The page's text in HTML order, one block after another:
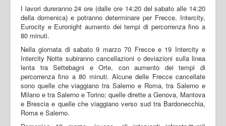
I lavori dureranno 24 ore (dalle ore 14:20 del sabato alle 14:20
della domenica) e potranno determinare per Frecce, Intercity,
Eurocity e Euronight aumento dei tempi di percorrenza fino a
80 minuti.
Nella giornata di sabato 9 marzo 70 Frecce e 19 Intercity e
Intercity Notte subiranno cancellazioni o deviazioni sulla linea
lenta tra Settebagni e Orte, con aumento dei tempi di
percorrenza fino a 80 minuti. Alcune delle Frecce cancellate
sono quelle che viaggiano tra Salerno e Roma, tra Salerno e
Milano e tra Salerno e Torino; quelle dirette a Genova, Mantova
e Brescia e quelle che viaggiano verso sud tra Bardonecchia,
Roma e Salerno.